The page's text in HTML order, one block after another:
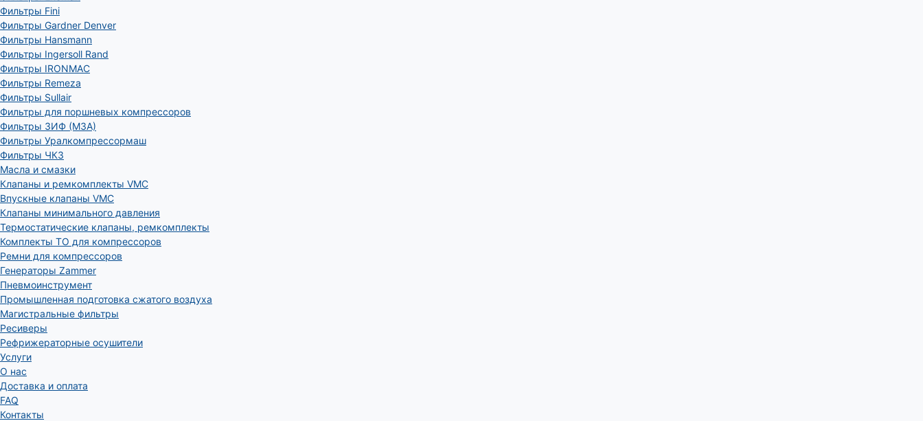
Фильтры Fini
Фильтры Gardner Denver
Фильтры Hansmann
Фильтры Ingersoll Rand
Фильтры IRONMAC
Фильтры Remeza
Фильтры Sullair
Фильтры для поршневых компрессоров
Фильтры ЗИФ (МЗА)
Фильтры Уралкомпрессормаш
Фильтры ЧКЗ
Масла и смазки
Клапаны и ремкомплекты VMC
Впускные клапаны VMC
Клапаны минимального давления
Термостатические клапаны, ремкомплекты
Комплекты ТО для компрессоров
Ремни для компрессоров
Генераторы Zammer
Пневмоинструмент
Промышленная подготовка сжатого воздуха
Магистральные фильтры
Ресиверы
Рефрижераторные осушители
Услуги
О нас
Доставка и оплата
FAQ
Контакты